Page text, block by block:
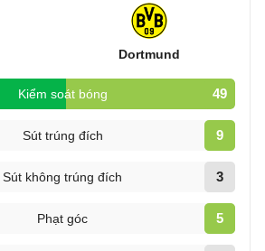
Dortmund
Kiểm soát bóng 49
Sút trúng đích 9
Sút không trúng đích 3
Phạt góc 5